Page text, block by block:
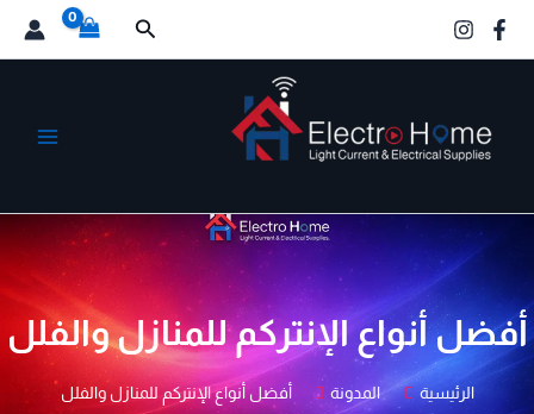
البحث
أفضل أنواع الإنتركم للمنازل والفلل
الرئيسية المدونة أفضل أنواع الإنتركم للمنازل والفلل